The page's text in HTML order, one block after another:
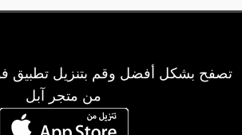
تصفح بشكل أفضل وقم بتنزيل تطبيق
من متجر آبل